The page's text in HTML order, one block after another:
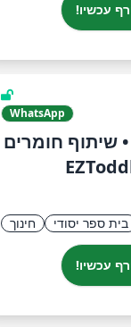
עכשיו!
WhatsApp
• שיתוף חומרים
בית ספר יסודי חינוך
עכשיו!